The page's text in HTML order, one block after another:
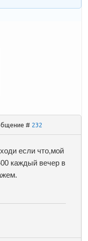
# 232
если что,мой
каждый вечер в